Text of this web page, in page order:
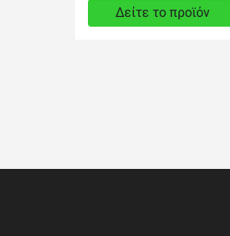
Δείτε το προϊόν